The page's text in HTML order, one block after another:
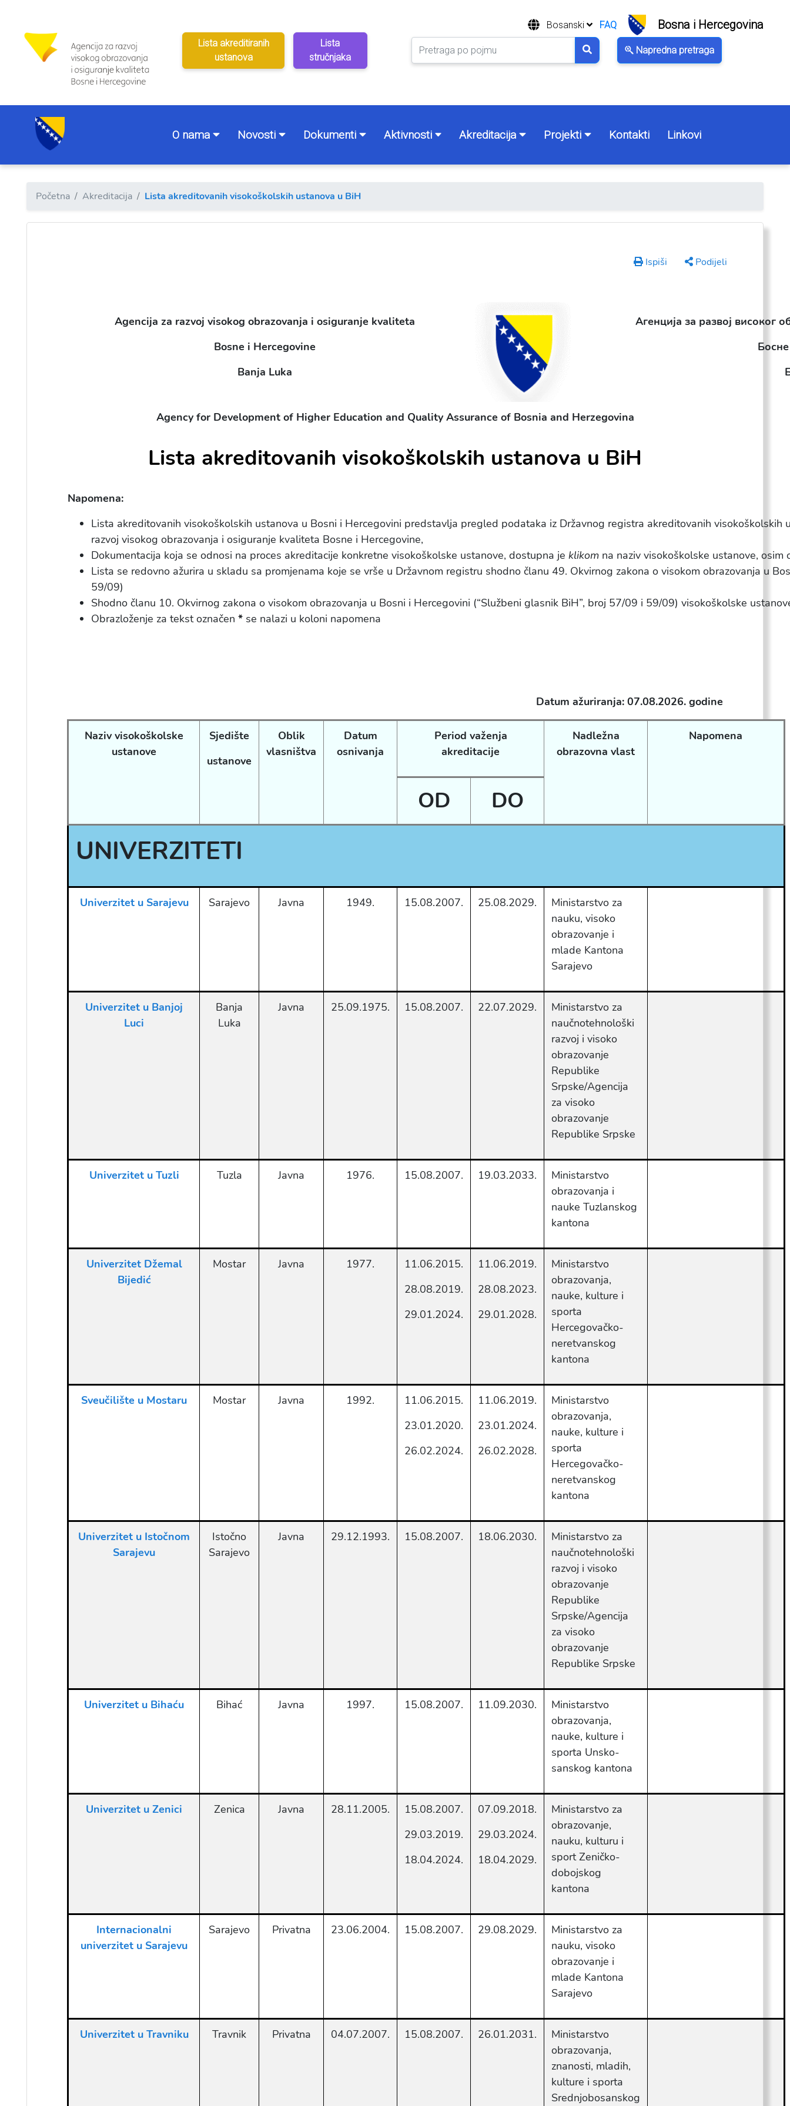
Lista akreditiranih
ustanova
Lista
stručnjaka
Napredna pretraga
Bosanski FAQ Bosna i Hercegovina
O nama Novosti Dokumenti Aktivnosti Akreditacija Projekti Kontakti Linkovi
Početna Akreditacija Lista akreditovanih visokoškolskih ustanova u BiH
Ispiši Podijeli
Agencija za razvoj visokog obrazovanja i osiguranje kvaliteta
Bosne i Hercegovine
Banja Luka
Агенција за развој високог
Agency for Development of Higher Education and Quality Assurance of Bosnia and Herzegovina
Lista akreditovanih visokoškolskih ustanova u BiH
Napomena:
Lista akreditovanih visokoškolskih ustanova u Bosni i Hercegovini predstavlja pregled podataka iz Državnog registra akreditovanih visokoškolskih
razvoj visokog obrazovanja i osiguranje kvaliteta Bosne i Hercegovine,
Dokumentacija koja se odnosi na proces akreditacije konkretne visokoškolske ustanove, dostupna je klikom na naziv visokoškolske ustanove,
Lista se redovno ažurira u skladu sa promjenama koje se vrše u Državnom registru shodno članu 49. Okvirnog zakona o visokom obrazovanja u
59/09)
Shodno članu 10. Okvirnog zakona o visokom obrazovanja u Bosni i Hercegovini (“Službeni glasnik BiH”, broj 57/09 i 59/09) visokoškolske
Obrazloženje za tekst označen * se nalazi u koloni napomena
Datum ažuriranja: 07.08.2026. godine
Naziv visokoškolske
ustanove
Sjedište
ustanove
Oblik
vlasništva
Datum
osnivanja
Period važenja
akreditacije
Nadležna
obrazovna vlast
Napomena
OD DO
UNIVERZITETI
Univerzitet u Sarajevu Sarajevo Javna 1949. 15.08.2007. 25.08.2029.
Ministarstvo za
nauku, visoko
obrazovanje i
mlade Kantona
Sarajevo
Univerzitet u Banjoj
Luci
Banja
Luka
Javna 25.09.1975. 15.08.2007. 22.07.2029.
Ministarstvo za
naučnotehnološki
razvoj i visoko
obrazovanje
Republike
Srpske/Agencija
za visoko
obrazovanje
Republike Srpske
Univerzitet u Tuzli Tuzla Javna 1976. 15.08.2007. 19.03.2033.
Ministarstvo
obrazovanja i
nauke Tuzlanskog
kantona
Univerzitet Džemal
Bijedić
Mostar Javna 1977.
11.06.2015.
28.08.2019.
29.01.2024.
11.06.2019.
28.08.2023.
29.01.2028.
Ministarstvo
obrazovanja,
nauke, kulture i
sporta
Hercegovačko-
neretvanskog
kantona
Sveučilište u Mostaru Mostar Javna 1992.
11.06.2015.
23.01.2020.
26.02.2024.
11.06.2019.
23.01.2024.
26.02.2028.
Ministarstvo
obrazovanja,
nauke, kulture i
sporta
Hercegovačko-
neretvanskog
kantona
Univerzitet u Istočnom
Sarajevu
Istočno
Sarajevo
Javna 29.12.1993. 15.08.2007. 18.06.2030.
Ministarstvo za
naučnotehnološki
razvoj i visoko
obrazovanje
Republike
Srpske/Agencija
za visoko
obrazovanje
Republike Srpske
Univerzitet u Bihaću Bihać Javna 1997. 15.08.2007. 11.09.2030.
Ministarstvo
obrazovanja,
nauke, kulture i
sporta Unsko-
sanskog kantona
Univerzitet u Zenici Zenica Javna 28.11.2005.
15.08.2007.
29.03.2019.
18.04.2024.
07.09.2018.
29.03.2024.
18.04.2029.
Ministarstvo za
obrazovanje,
nauku, kulturu i
sport Zeničko-
dobojskog
kantona
Internacionalni
univerzitet u Sarajevu
Sarajevo Privatna 23.06.2004. 15.08.2007. 29.08.2029.
Ministarstvo za
nauku, visoko
obrazovanje i
mlade Kantona
Sarajevo
Univerzitet u Travniku Travnik Privatna 04.07.2007. 15.08.2007. 26.01.2031.
Ministarstvo
obrazovanja,
znanosti, mladih,
kulture i sporta
Srednjobosanskog